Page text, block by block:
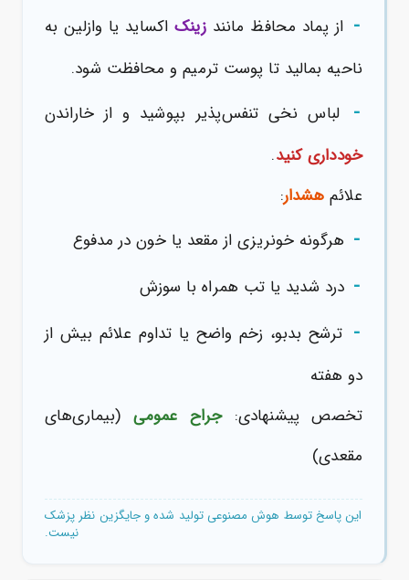
- از پماد محافظ مانندزینکاکساید یا وازلین به
ناحیه بمالید تا پوست ترمیم و محافظت شود.
- لباس نخی تنفس‌پذیر بپوشید و از خاراندن
خودداری کنید.
علائم هشدار:
- هرگونه خونریزی از مقعد یا خون در مدفوع
- درد شدید یا تب همراه با سوزش
- ترشح بدبو، زخم واضح یا تداوم علائم بیش از
دو هفته
تخصص پیشنهادی:جراح عمومی (بیماری‌های
مقعدی)
این پاسخ توسط هوش مصنوعی تولید شده و جایگزین نظر پزشک
نیست.